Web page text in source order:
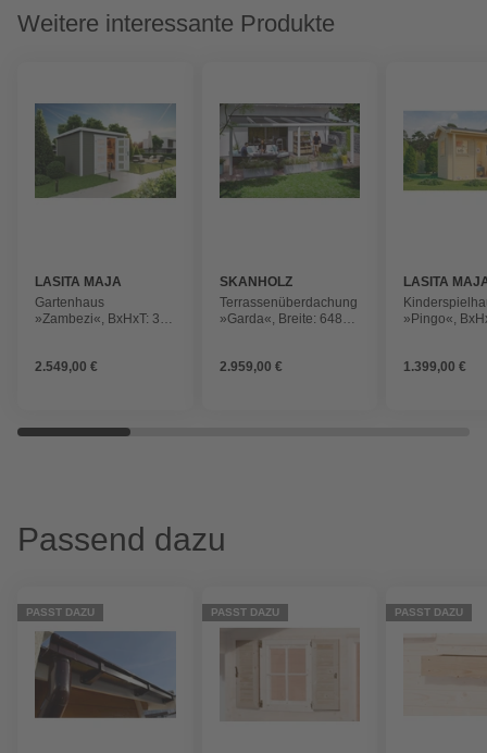
Weitere interessante Produkte
LASITA MAJA
Gartenhaus
»Zambezi«, BxHxT: 320
Dachüberstand),
2.549,00 €
SKANHOLZ
Terrassenüberdachung
»Garda«, Breite: 648
2.959,00 €
LASITA
»Pingo«,
1.399,00 €
Passend dazu
PASST DAZU PASST DAZU PASST DAZU